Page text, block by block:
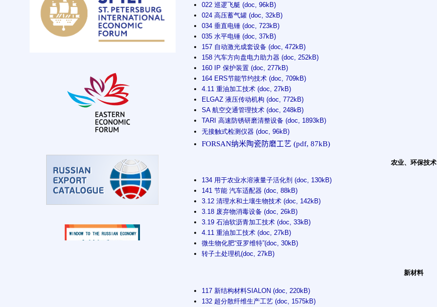
022 巡逻飞艇 (doc, 96kB)
024 高压蓄气罐 (doc, 32kB)
034 垂直电锤 (doc, 723kB)
035 水平电锤 (doc, 37kB)
157 自动激光成套设备 (doc, 472kB)
158 汽车方向盘电力助力器 (doc, 252kB)
160 IP 保护装置 (doc, 277kB)
164 ERS节能节约技术 (doc, 709kB)
4.11 重油加工技术 (doc, 27kB)
ELGAZ 液压传动机构 (doc, 772kB)
SA 航空交通管理技术 (doc, 248kB)
TARI 高速防锈研磨清整设备 (doc, 1893kB)
无接触式检测仪器 (doc, 96kB)
FORSAN纳米陶瓷防磨工艺 (pdf, 87kB)
农业、环保技术
134 用于农业水溶液量子活化剂 (doc, 130kB)
141 节能 汽车适配器 (doc, 88kB)
3.12 清理水和土壤生物技术 (doc, 142kB)
3.18 废弃物消毒设备 (doc, 26kB)
3.19 石油软沥青加工技术 (doc, 33kB)
4.11 重油加工技术 (doc, 27kB)
微生物化肥“亚罗维特”(doc, 30kB)
转子土处理机(doc, 27kB)
新材料
117 新结构材料SIALON (doc, 220kB)
132 超分散纤维生产工艺 (doc, 1575kB)